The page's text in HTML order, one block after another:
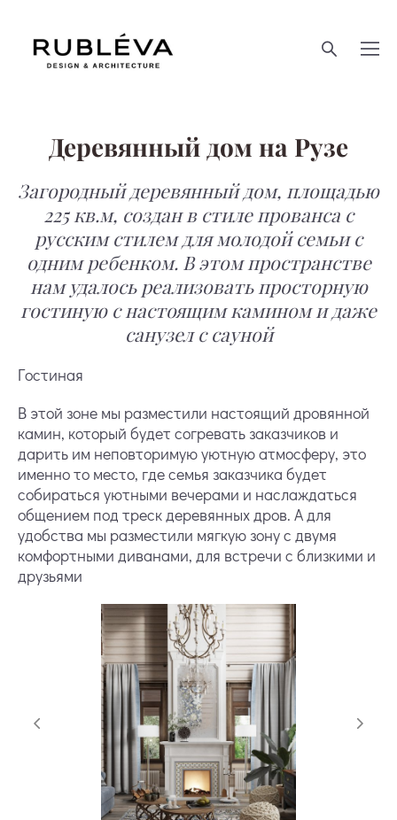
Деревянный дом на Рузе
Загородный деревянный дом, площадью
225 кв.м, создан в стиле прованса с
русским стилем для молодой семьи с
одним ребенком. В этом пространстве
нам удалось реализовать просторную
гостиную с настоящим камином и даже
санузел с сауной
Гостиная
В этой зоне мы разместили настоящий дровянной
камин, который будет согревать заказчиков и
дарить им неповторимую уютную атмосферу, это
именно то место, где семья заказчика будет
собираться уютными вечерами и наслаждаться
общением под треск деревянных дров. А для
удобства мы разместили мягкую зону с двумя
комфортными диванами, для встречи с близкими и
друзьями